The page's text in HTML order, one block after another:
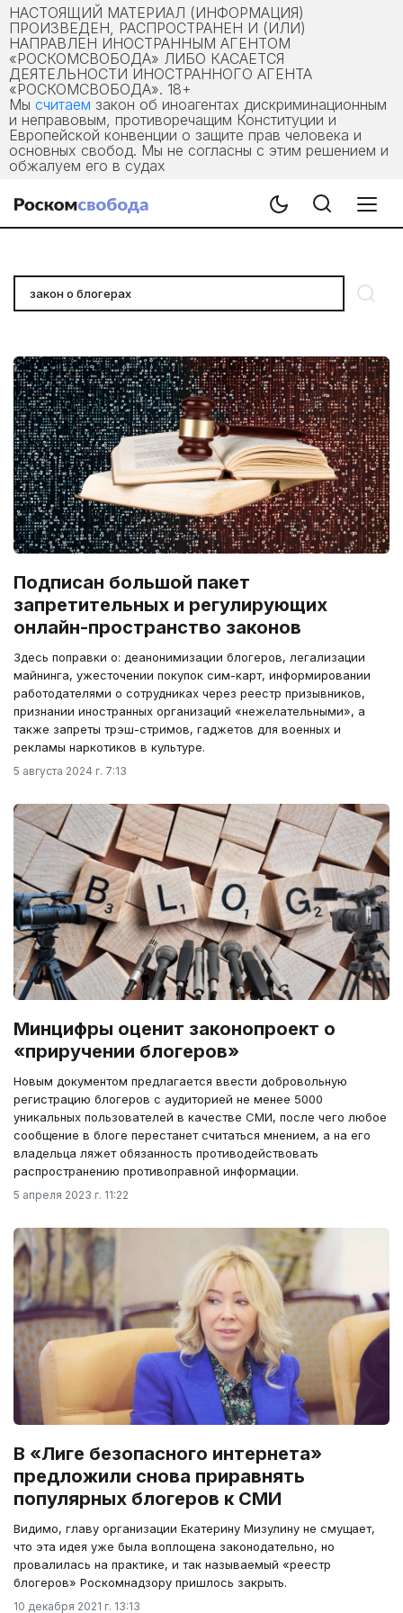
НАСТОЯЩИЙ МАТЕРИАЛ (ИНФОРМАЦИЯ)
ПРОИЗВЕДЕН, РАСПРОСТРАНЕН И (ИЛИ)
НАПРАВЛЕН ИНОСТРАННЫМ АГЕНТОМ
«РОСКОМСВОБОДА» ЛИБО КАСАЕТСЯ
ДЕЯТЕЛЬНОСТИ ИНОСТРАННОГО АГЕНТА
«РОСКОМСВОБОДА». 18+
Мы считаем закон об иноагентах дискриминационным
и неправовым, противоречащим Конституции и
Европейской конвенции о защите прав человека и
основных свобод. Мы не согласны с этим решением и
обжалуем его в судах
Подписан большой пакет
запретительных и регулирующих
онлайн-пространство законов
Здесь поправки о: деанонимизации блогеров, легализации
майнинга, ужесточении покупок сим-карт, информировании
работодателями о сотрудниках через реестр призывников,
признании иностранных организаций «нежелательными», а
также запреты трэш-стримов, гаджетов для военных и
рекламы наркотиков в культуре.
5 августа 2024 г. 7:13
Минцифры оценит законопроект о
«приручении блогеров»
Новым документом предлагается ввести добровольную
регистрацию блогеров с аудиторией не менее 5000
уникальных пользователей в качестве СМИ, после чего любое
сообщение в блоге перестанет считаться мнением, а на его
владельца ляжет обязанность противодействовать
распространению противоправной информации.
5 апреля 2023 г. 11:22
В «Лиге безопасного интернета»
предложили снова приравнять
популярных блогеров к СМИ
Видимо, главу организации Екатерину Мизулину не смущает,
что эта идея уже была воплощена законодательно, но
провалилась на практике, и так называемый «реестр
блогеров» Роскомнадзору пришлось закрыть.
10 декабря 2021 г. 13:13